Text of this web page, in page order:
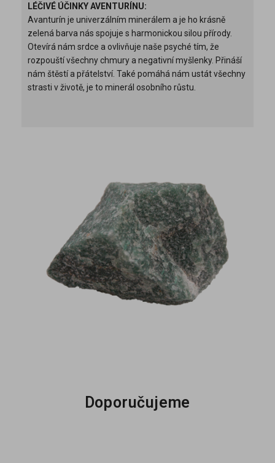
LÉČIVÉ ÚČINKY AVENTURÍNU:
Avanturín je univerzálním minerálem a je ho krásně
zelená barva nás spojuje s harmonickou silou přírody.
Otevírá nám srdce a ovlivňuje naše psyché tím, že
rozpouští všechny chmury a negativní myšlenky. Přináší
nám štěstí a přátelství. Také pomáhá nám ustát všechny
strasti v životě, je to minerál osobního růstu.
Doporučujeme